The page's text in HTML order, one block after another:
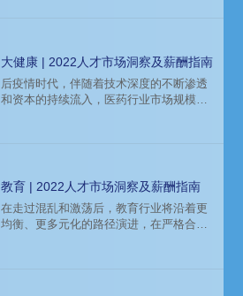
察。
大健康 | 2022人才市场洞察及薪酬指南
后疫情时代，伴随着技术深度的不断渗透
和资本的持续流入，医药行业市场规模持
教育 | 2022人才市场洞察及薪酬指南
在走过混乱和激荡后，教育行业将沿着更
均衡、更多元化的路径演进，在严格合规